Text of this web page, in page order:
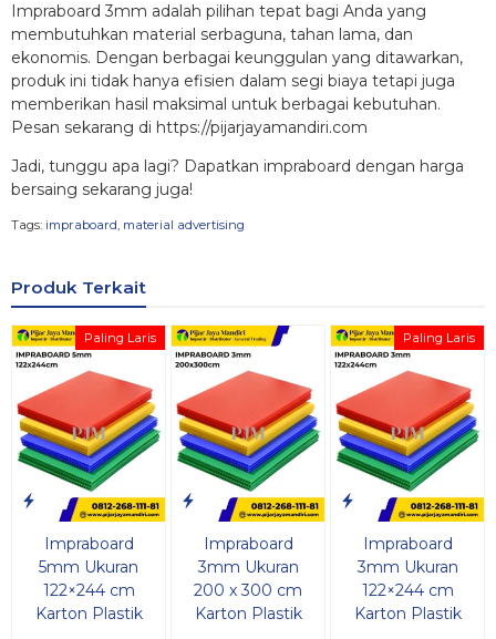
Impraboard 3mm adalah pilihan tepat bagi Anda yang
membutuhkan material serbaguna, tahan lama, dan
ekonomis. Dengan berbagai keunggulan yang ditawarkan,
produk ini tidak hanya efisien dalam segi biaya tetapi juga
memberikan hasil maksimal untuk berbagai kebutuhan.
Pesan sekarang di https://pijarjayamandiri.com
Jadi, tunggu apa lagi? Dapatkan impraboard dengan harga
bersaing sekarang juga!
Tags: impraboard, material advertising
Produk Terkait
Paling Laris
Impraboard
5mm Ukuran
122×244 cm
Karton Plastik
Impraboard
3mm Ukuran
200 x 300 cm
Karton Plastik
Paling Laris
Impraboard
3mm Ukuran
122×244 cm
Karton Plastik